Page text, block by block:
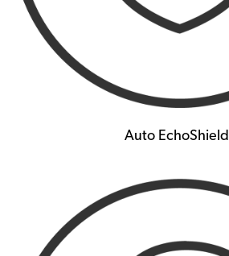
Auto EchoShield